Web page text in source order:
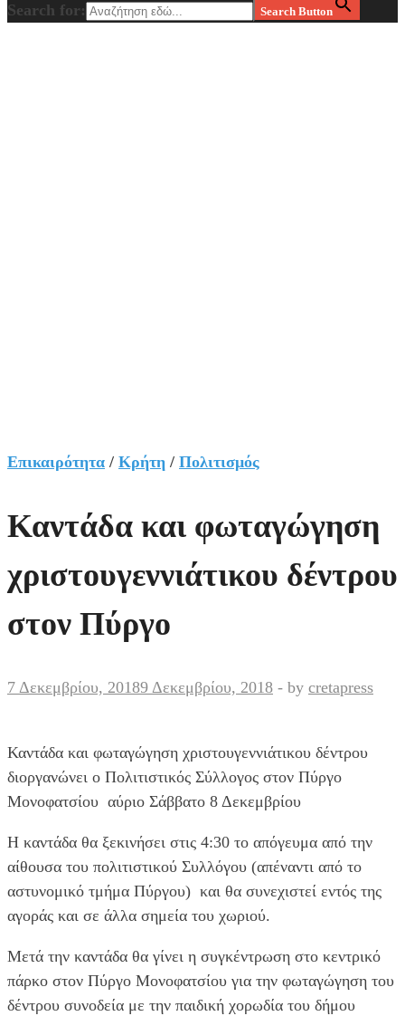
Search for: Search Button
Επικαιρότητα / Κρήτη / Πολιτισμός
Καντάδα και φωταγώγηση
χριστουγεννιάτικου δέντρου
στον Πύργο
7 Δεκεμβρίου, 20189 Δεκεμβρίου, 2018 - by cretapress
Καντάδα και φωταγώγηση χριστουγεννιάτικου δέντρου
διοργανώνει ο Πολιτιστικός Σύλλογος στον Πύργο
Μονοφατσίου αύριο Σάββατο 8 Δεκεμβρίου
Η καντάδα θα ξεκινήσει στις 4:30 το απόγευμα από την
αίθουσα του πολιτιστικού Συλλόγου (απέναντι από το
αστυνομικό τμήμα Πύργου) και θα συνεχιστεί εντός της
αγοράς και σε άλλα σημεία του χωριού.
Μετά την καντάδα θα γίνει η συγκέντρωση στο κεντρικό
πάρκο στον Πύργο Μονοφατσίου για την φωταγώγηση του
δέντρου συνοδεία με την παιδική χορωδία του δήμου